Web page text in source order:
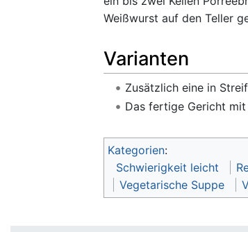
Weißwurst auf den Teller
Varianten
Zusätzlich eine in
Das fertige Gericht
Kategorien:
Schwierigkeit leicht
Vegetarische Suppe